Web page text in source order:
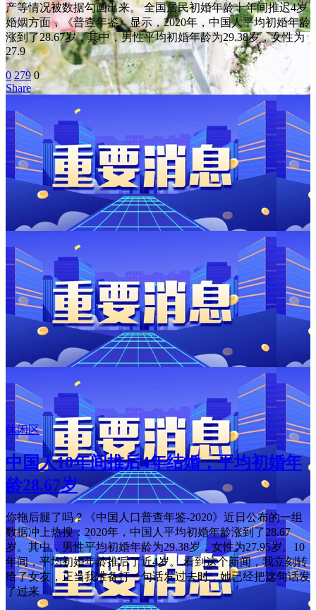
产等情况被数据勾画出来。 全国居民初婚年龄十年间推迟4岁
婚姻方面，《普查年鉴》显示，2020年，中国人平均初婚年龄
涨到了28.67岁，其中，男性平均初婚年龄为29.38岁，女性为
27.9
0 279 0
Share
休闲区
中国人10年间推后4年结婚，平均初婚年
龄28.67岁
你拖后腿了吗？《中国人口普查年鉴-2020》近日公布的一组
数据冲上热搜：2020年，中国人平均初婚年龄涨到了28.67
岁。其中，男性平均初婚年龄为29.38岁，女性为27.95岁。10
年间，平均初婚年龄推后了近4岁。 看到这个新闻，我立刻转
给了女友，正当我准备打一句话发过去时，她已经把这句话发
了过来